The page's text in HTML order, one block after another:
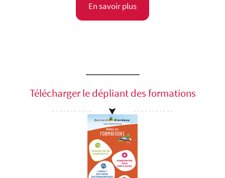
En savoir plus
Télécharger le dépliant des formations